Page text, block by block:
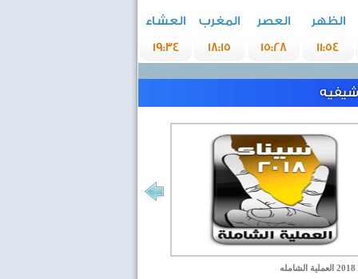
الظهر العصر المغرب
العشاء
11:54
15:28
18:15
19:34